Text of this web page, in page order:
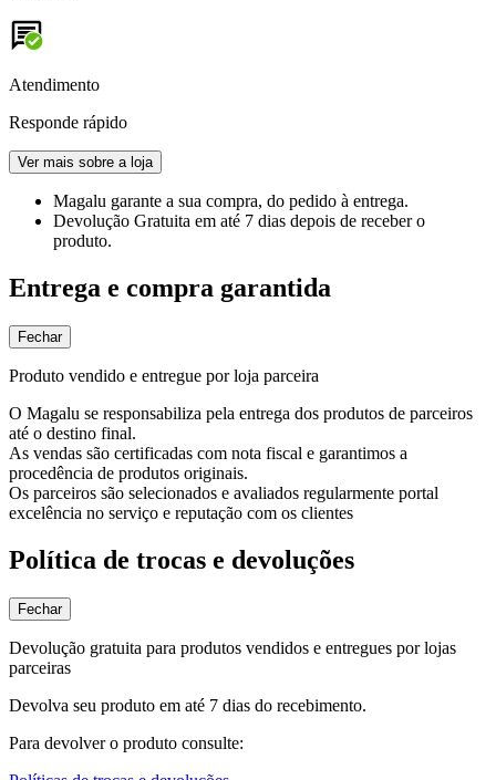
Atendimento
Responde rápido
Ver mais sobre a loja
Magalu garante a sua compra, do pedido à entrega.
Devolução Gratuita em até 7 dias depois de receber o
produto.
Entrega e compra garantida
Fechar
Produto vendido e entregue por loja parceira
O Magalu se responsabiliza pela entrega dos produtos de parceiros
até o destino final.
As vendas são certificadas com nota fiscal e garantimos a
procedência de produtos originais.
Os parceiros são selecionados e avaliados regularmente portal
excelência no serviço e reputação com os clientes
Política de trocas e devoluções
Fechar
Devolução gratuita para produtos vendidos e entregues por lojas
parceiras
Devolva seu produto em até 7 dias do recebimento.
Para devolver o produto consulte: